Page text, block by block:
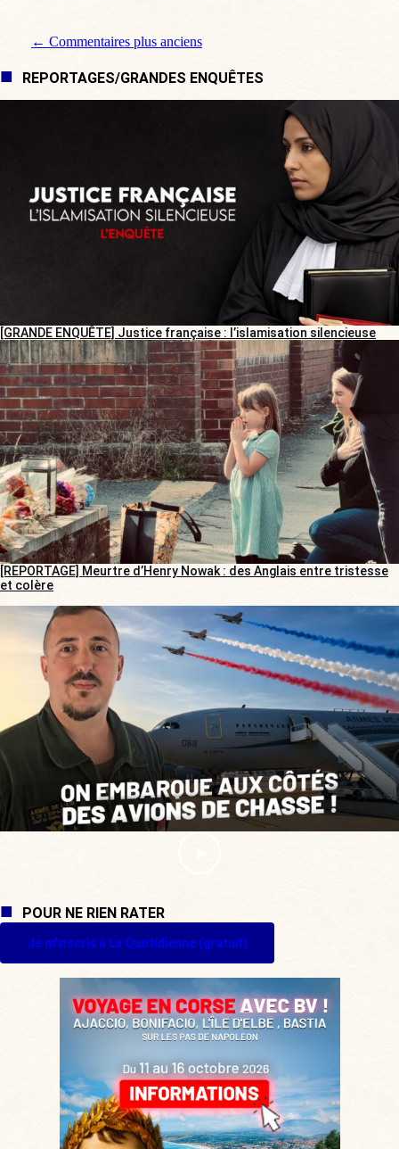
Navigation de commentaire
← Commentaires plus anciens
REPORTAGES/GRANDES ENQUÊTES
[GRANDE ENQUÊTE] Justice française : l’islamisation silencieuse
[REPORTAGE] Meurtre d’Henry Nowak : des Anglais entre tristesse
et colère
POUR NE RIEN RATER
Je m'inscris à La Quotidienne (gratuit)